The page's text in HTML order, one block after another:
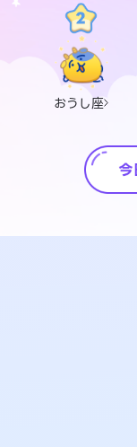
おうし座